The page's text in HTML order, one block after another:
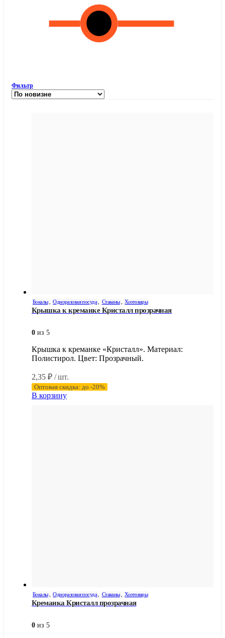
Фильтр
Бокалы, Одноразовая посуда, Стаканы, Хозтовары
Крышка к креманке Кристалл прозрачная
0 из 5
Крышка к креманке «Кристалл». Материал:
Полистирол. Цвет: Прозрачный.
2,35 ₽ / шт.
Оптовая скидка: до -20%
В корзину
Бокалы, Одноразовая посуда, Стаканы, Хозтовары
Креманка Кристалл прозрачная
0 из 5